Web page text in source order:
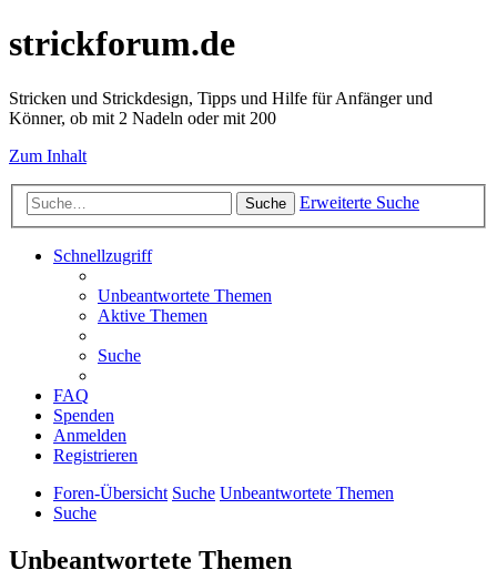
strickforum.de
Stricken und Strickdesign, Tipps und Hilfe für Anfänger und
Könner, ob mit 2 Nadeln oder mit 200
Zum Inhalt
Suche Erweiterte Suche
Schnellzugriff
Unbeantwortete Themen
Aktive Themen
Suche
FAQ
Spenden
Anmelden
Registrieren
Foren-Übersicht Suche Unbeantwortete Themen
Suche
Unbeantwortete Themen